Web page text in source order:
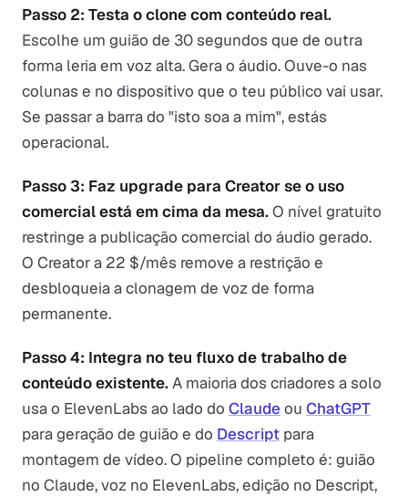
Passo 2: Testa o clone com conteúdo real.
Escolhe um guião de 30 segundos que de outra
forma leria em voz alta. Gera o áudio. Ouve-o nas
colunas e no dispositivo que o teu público vai usar.
Se passar a barra do "isto soa a mim", estás
operacional.
Passo 3: Faz upgrade para Creator se o uso
comercial está em cima da mesa.O nível gratuito
restringe a publicação comercial do áudio gerado.
O Creator a 22 $/mês remove a restrição e
desbloqueia a clonagem de voz de forma
permanente.
Passo 4: Integra no teu fluxo de trabalho de
conteúdo existente.A maioria dos criadores a solo
usa o ElevenLabs ao lado do Claude ou ChatGPT
para geração de guião e do Descript para
montagem de vídeo. O pipeline completo é: guião
no Claude, voz no ElevenLabs, edição no Descript,